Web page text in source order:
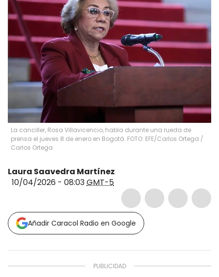
La canciller, Rosa Villavicencio, habla durante una rueda de
prensa el jueves 8 de enero en Bogotá. FOTO: EFE/Carlos Ortega /
Carlos Ortega
Laura Saavedra Martínez
10/04/2026 - 08:03GMT-5
Añadir Caracol Radio en Google